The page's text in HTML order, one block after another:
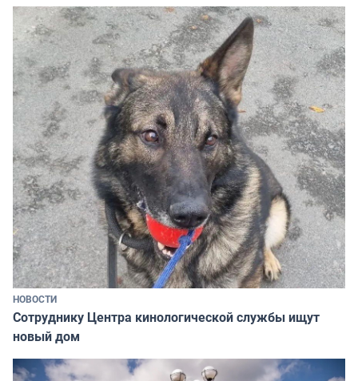
НОВОСТИ
Сотруднику Центра кинологической службы ищут
новый дом